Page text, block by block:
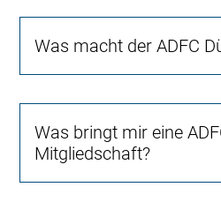
Was macht der ADFC
Was bringt mir eine
Mitgliedschaft?